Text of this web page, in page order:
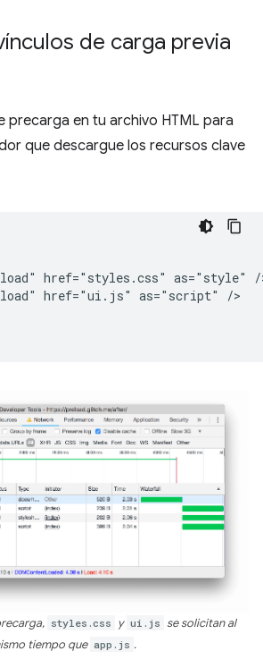
de carga previa
precarga en tu archivo HTML para
que descargue los recursos clave
href="styles.css" as="style"
href="ui.js" as="script" />
styles.css y ui.js se solicitan al
tiempo que app.js .